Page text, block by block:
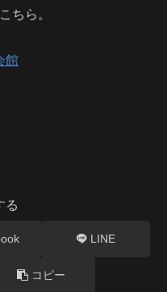
ちら。
館
る
LINE
コピー